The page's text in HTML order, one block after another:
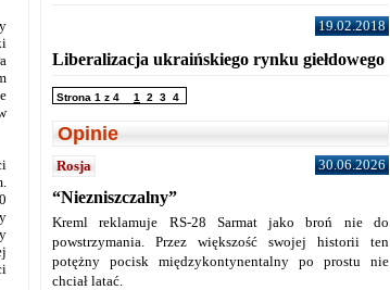
19.02.2018
Liberalizacja ukraińskiego rynku giełdowego
Strona 1 z 4 1 2 3 4
Opinie
Rosja 30.06.2026
“Niezniszczalny”
Kreml reklamuje RS-28 Sarmat jako broń nie do
powstrzymania. Przez większość swojej historii ten
potężny pocisk międzykontynentalny po prostu nie
chciał latać.